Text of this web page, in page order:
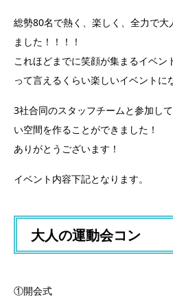
総勢80名で熱く、楽しく、全力で
ました！！！！
これほどまでに笑顔が集まるイベ
って言えるくらい楽しいイベントに
3社合同のスタッフチームと参加し
い空間を作ることができました！
ありがとうございます！
イベント内容下記となります。
大人の運動会コン
①開会式